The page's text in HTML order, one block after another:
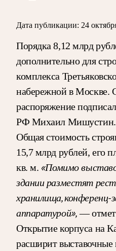
Дата публикации: 24
Порядка 8,12 млрд
дополнительно для
комплекса
набережной в Москве.
распоряжение
РФ Михаил Мишустин.
Общая стоимость
15,7 млрд рублей, его
кв. м. «Помимо
здании разместят
хранилища, конференц-
аппаратурой»,—
Открытие корпуса на
расширит